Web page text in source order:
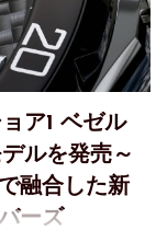
ア1 ベゼル
ルを発売～
融合した新
ーズ